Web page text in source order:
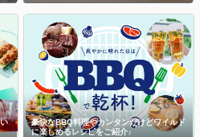
豪快なBBQ料理やカンタンだけどワイルド
に楽しめるレシピをご紹介♪